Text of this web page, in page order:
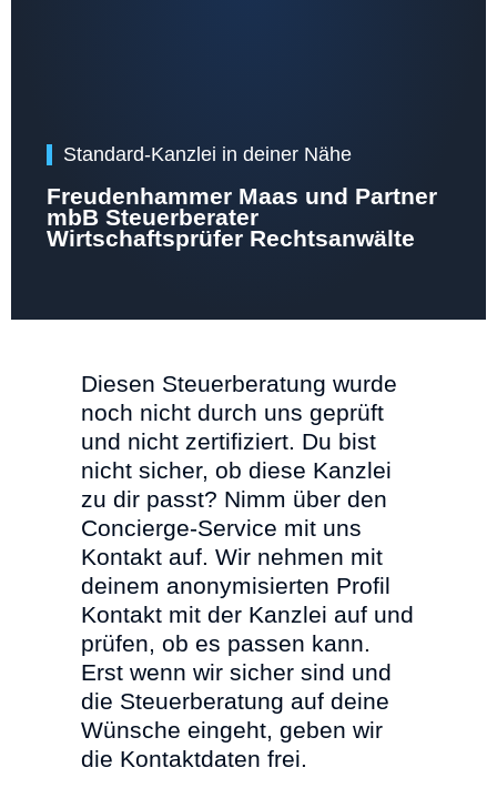
Standard-Kanzlei in deiner Nähe
Freudenhammer Maas und Partner
mbB Steuerberater
Wirtschaftsprüfer Rechtsanwälte
Diesen Steuerberatung wurde
noch nicht durch uns geprüft
und nicht zertifiziert. Du bist
nicht sicher, ob diese Kanzlei
zu dir passt? Nimm über den
Concierge-Service mit uns
Kontakt auf. Wir nehmen mit
deinem anonymisierten Profil
Kontakt mit der Kanzlei auf und
prüfen, ob es passen kann.
Erst wenn wir sicher sind und
die Steuerberatung auf deine
Wünsche eingeht, geben wir
die Kontaktdaten frei.